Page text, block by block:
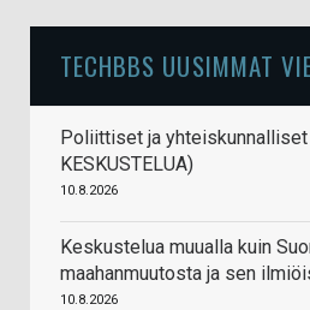
TECHBBS UUSIMMAT
Poliittiset ja yhteiskunnalliset
KESKUSTELUA)
10.8.2026
Keskustelua muualla kuin
maahanmuutosta ja sen
10.8.2026